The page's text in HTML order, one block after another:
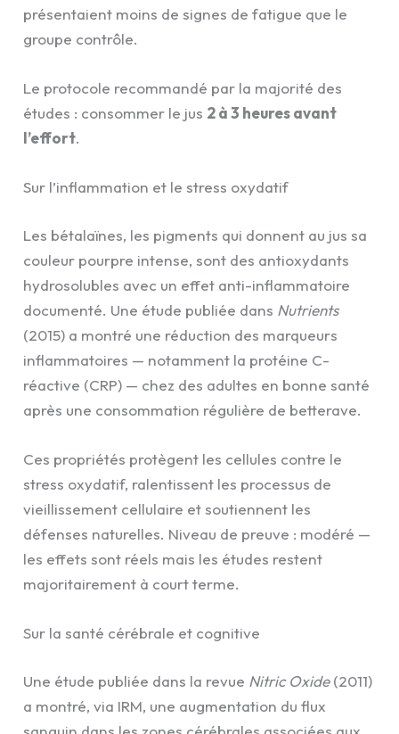
présentaient moins de signes de fatigue que le
groupe contrôle.
Le protocole recommandé par la majorité des
études : consommer le jus 2 à 3 heures avant
l’effort.
Sur l’inflammation et le stress oxydatif
Les bétalaïnes, les pigments qui donnent au jus sa
couleur pourpre intense, sont des antioxydants
hydrosolubles avec un effet anti-inflammatoire
documenté. Une étude publiée dans Nutrients
(2015) a montré une réduction des marqueurs
inflammatoires — notamment la protéine C-
réactive (CRP) — chez des adultes en bonne santé
après une consommation régulière de betterave.
Ces propriétés protègent les cellules contre le
stress oxydatif, ralentissent les processus de
vieillissement cellulaire et soutiennent les
défenses naturelles. Niveau de preuve : modéré —
les effets sont réels mais les études restent
majoritairement à court terme.
Sur la santé cérébrale et cognitive
Une étude publiée dans la revue Nitric Oxide(2011)
a montré, via IRM, une augmentation du flux